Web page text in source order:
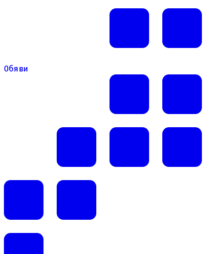
Обяви